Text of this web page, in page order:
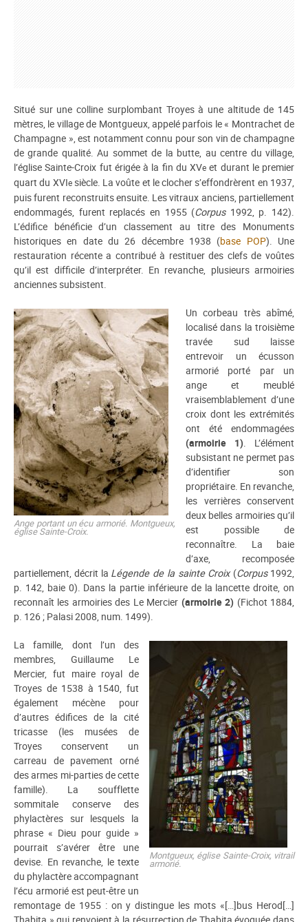
Situé sur une colline surplombant Troyes à une altitude de 145
mètres, le village de Montgueux, appelé parfois le « Montrachet de
Champagne », est notamment connu pour son vin de champagne
de grande qualité. Au sommet de la butte, au centre du village,
l’église Sainte-Croix fut érigée à la fin du XVe et durant le premier
quart du XVIesiècle. La voûte et le clocher s’effondrèrent en 1937,
puis furent reconstruits ensuite. Les vitraux anciens, partiellement
endommagés, furent replacés en 1955 (Corpus1992, p. 142).
L’édifice bénéficie d’un classement au titre des Monuments
historiques en date du 26 décembre 1938 (base POP). Une
restauration récente a contribué à restituer des clefs de voûtes
qu’il est difficile d’interpréter. En revanche, plusieurs armoiries
anciennes subsistent.
Ange portant un écu armorié. Montgueux,
église Sainte-Croix.
Un corbeau très abîmé,
localisé dans la troisième
travée sud laisse
entrevoir un écusson
armorié porté par un
ange et meublé
vraisemblablement d’une
croix dont les extrémités
ont été endommagées
(armoirie 1). L’élément
subsistant ne permet pas
d’identifier son
propriétaire. En revanche,
les verrières conservent
deux belles armoiries qu’il
est possible de
reconnaître. La baie
d’axe, recomposée
partiellement, décrit la Légende de la sainte Croix (Corpus1992,
p. 142, baie 0). Dans la partie inférieure de la lancette droite, on
reconnaît les armoiries des Le Mercier (armoirie 2) (Fichot 1884,
p. 126 ; Palasi 2008, num. 1499).
Montgueux, église Sainte-Croix, vitrail
armorié.
La famille, dont l’un des
membres, Guillaume Le
Mercier, fut maire royal de
Troyes de 1538 à 1540, fut
également mécène pour
d’autres édifices de la cité
tricasse (les musées de
Troyes conservent un
carreau de pavement orné
des armes mi-parties de cette
famille). La soufflette
sommitale conserve des
phylactères sur lesquels la
phrase « Dieu pour guide »
pourrait s’avérer être une
devise. En revanche, le texte
du phylactère accompagnant
l’écu armorié est peut-être un
remontage de 1955 : on y distingue les mots «[…]bus Herod[…]